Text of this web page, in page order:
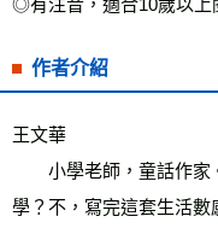
◎有注音，適合10歲以上
作者介紹
王文華
小學老師，童話作家
學？不，寫完這套生活